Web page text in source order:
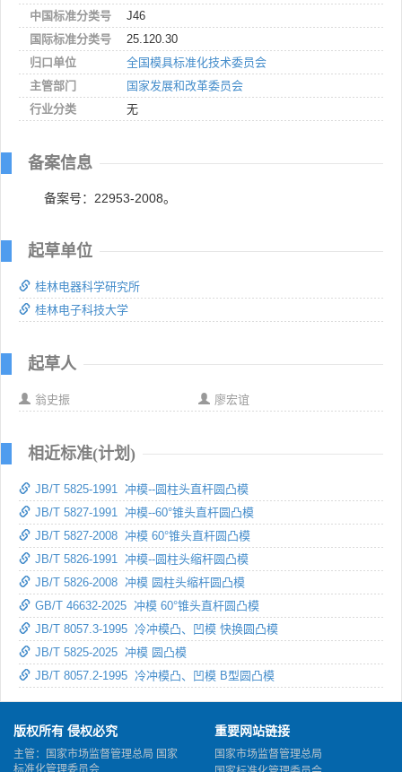
中国标准分类号
J46
国际标准分类号
25.120.30
归口单位
全国模具标准化技术委员会
主管部门
国家发展和改革委员会
行业分类
无
备案信息
备案号：22953-2008。
起草单位
桂林电器科学研究所
桂林电子科技大学
起草人
翁史振 廖宏谊
相近标准(计划)
JB/T 5825-1991 冲模--圆柱头直杆圆凸模
JB/T 5827-1991 冲模--60°锥头直杆圆凸模
JB/T 5827-2008 冲模 60°锥头直杆圆凸模
JB/T 5826-1991 冲模--圆柱头缩杆圆凸模
JB/T 5826-2008 冲模 圆柱头缩杆圆凸模
GB/T 46632-2025 冲模 60°锥头直杆圆凸模
JB/T 8057.3-1995 冷冲模凸、凹模 快换圆凸模
JB/T 5825-2025 冲模 圆凸模
JB/T 8057.2-1995 冷冲模凸、凹模 B型圆凸模
版权所有 侵权必究
主管：国家市场监督管理总局 国家
标准化管理委员会
重要网站链接
国家市场监督管理总局